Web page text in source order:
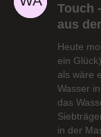
Touch
aus
Heute
ein
als wäre
Wasser
das
in der